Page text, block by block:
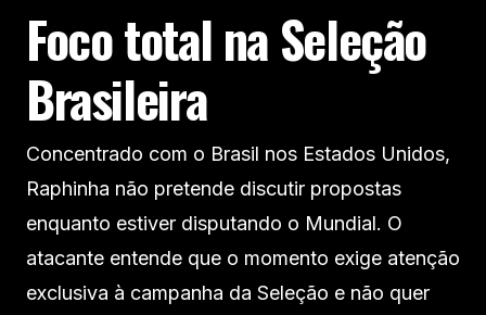
Foco total na Seleção
Brasileira
Concentrado com o Brasil nos Estados Unidos,
Raphinha não pretende discutir propostas
enquanto estiver disputando o Mundial. O
atacante entende que o momento exige atenção
exclusiva à campanha da Seleção e não quer